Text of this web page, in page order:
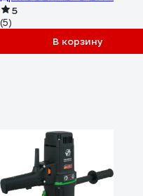
5
(5)
В корзину